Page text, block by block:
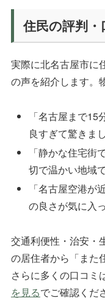
住民の評判・
実際に北名古屋市に
の声を紹介します。
「名古屋まで
良すぎて驚きま
「静かな住宅街
切で温かい地域
「名古屋空港が
の良さが気に入
交通利便性・治安・
の居住者から「また
さらに多くの口コミ
を見るでご確認くだ